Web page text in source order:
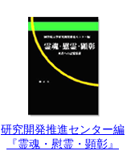
研究開発推進センター編
『霊魂・慰霊・顕彰』